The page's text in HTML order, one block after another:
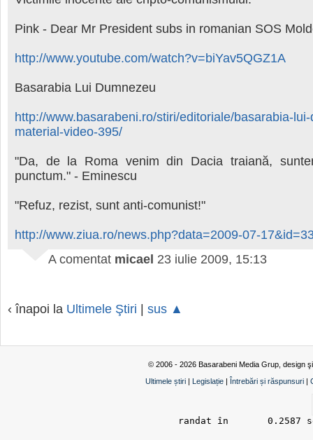
Pink - Dear Mr President subs in romanian SOS
http://www.youtube.com/watch?v=biYav5QGZ1A
Basarabia Lui Dumnezeu
http://www.basarabeni.ro/stiri/editoriale/basarabia-
material-video-395/
"Da, de la Roma venim din Dacia traiană,
punctum." - Eminescu
"Refuz, rezist, sunt anti-comunist!"
http://www.ziua.ro/news.php?data=2009-07-
A comentat micael 23 iulie 2009, 15:13
‹ înapoi la Ultimele Ştiri | sus ▲
© 2006 - 2026 Basarabeni Media Grup, design
Ultimele știri | Legislație | Întrebări și răspunsuri |
randat în